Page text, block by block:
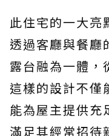
此住宅的一大亮
透過客廳與餐廳
露台融為一體，
這樣的設計不僅
能為屋主提供充
滿足其經常招待